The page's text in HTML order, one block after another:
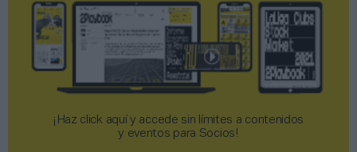
¡Haz click aquí y accede sin límites a contenidos
y eventos para Socios!​​​​​​​